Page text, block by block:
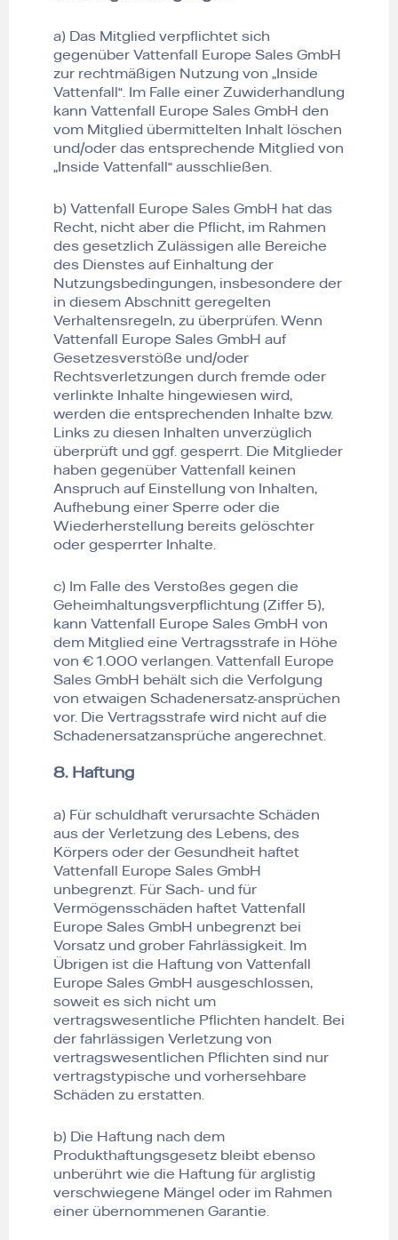
a) Das Mitglied verpflichtet sich
gegenüber Vattenfall Europe Sales GmbH
zur rechtmäßigen Nutzung von „Inside
Vattenfall“. Im Falle einer Zuwiderhandlung
kann Vattenfall Europe Sales GmbH den
vom Mitglied übermittelten Inhalt löschen
und/oder das entsprechende Mitglied von
„Inside Vattenfall“ ausschließen.
b) Vattenfall Europe Sales GmbH hat das
Recht, nicht aber die Pflicht, im Rahmen
des gesetzlich Zulässigen alle Bereiche
des Dienstes auf Einhaltung der
Nutzungsbedingungen, insbesondere der
in diesem Abschnitt geregelten
Verhaltensregeln, zu überprüfen. Wenn
Vattenfall Europe Sales GmbH auf
Gesetzesverstöße und/oder
Rechtsverletzungen durch fremde oder
verlinkte Inhalte hingewiesen wird,
werden die entsprechenden Inhalte bzw.
Links zu diesen Inhalten unverzüglich
überprüft und ggf. gesperrt. Die Mitglieder
haben gegenüber Vattenfall keinen
Anspruch auf Einstellung von Inhalten,
Aufhebung einer Sperre oder die
Wiederherstellung bereits gelöschter
oder gesperrter Inhalte.
c) Im Falle des Verstoßes gegen die
Geheimhaltungsverpflichtung (Ziffer 5),
kann Vattenfall Europe Sales GmbH von
dem Mitglied eine Vertragsstrafe in Höhe
von € 1.000 verlangen. Vattenfall Europe
Sales GmbH behält sich die Verfolgung
von etwaigen Schadenersatz-ansprüchen
vor. Die Vertragsstrafe wird nicht auf die
Schadenersatzansprüche angerechnet.
8. Haftung
a) Für schuldhaft verursachte Schäden
aus der Verletzung des Lebens, des
Körpers oder der Gesundheit haftet
Vattenfall Europe Sales GmbH
unbegrenzt. Für Sach- und für
Vermögensschäden haftet Vattenfall
Europe Sales GmbH unbegrenzt bei
Vorsatz und grober Fahrlässigkeit. Im
Übrigen ist die Haftung von Vattenfall
Europe Sales GmbH ausgeschlossen,
soweit es sich nicht um
vertragswesentliche Pflichten handelt. Bei
der fahrlässigen Verletzung von
vertragswesentlichen Pflichten sind nur
vertragstypische und vorhersehbare
Schäden zu erstatten.
b) Die Haftung nach dem
Produkthaftungsgesetz bleibt ebenso
unberührt wie die Haftung für arglistig
verschwiegene Mängel oder im Rahmen
einer übernommenen Garantie.